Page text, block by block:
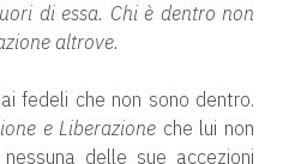
di essa. Chi è dentro non
altrove.
fedeli che non sono dentro.
e Liberazione che lui non
delle sue accezioni